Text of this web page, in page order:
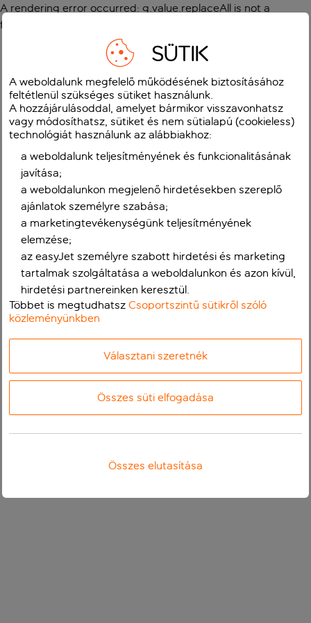
A rendering error occurred: g.value.replaceAll is not a
function
SÜTIK
A weboldalunk megfelelő működésének biztosításához
feltétlenül szükséges sütiket használunk.
A hozzájárulásoddal, amelyet bármikor visszavonhatsz
vagy módosíthatsz, sütiket és nem sütialapú (cookieless)
technológiát használunk az alábbiakhoz:
a weboldalunk teljesítményének és funkcionalitásának
javítása;
a weboldalunkon megjelenő hirdetésekben szereplő
ajánlatok személyre szabása;
a marketingtevékenységünk teljesítményének
elemzése;
az easyJet személyre szabott hirdetési és marketing
tartalmak szolgáltatása a weboldalunkon és azon kívül,
hirdetési partnereinken keresztül.
Többet is megtudhatszCsoportszintű sütikről szóló
közleményünkben
Választani szeretnék
Összes süti elfogadása
Összes elutasítása